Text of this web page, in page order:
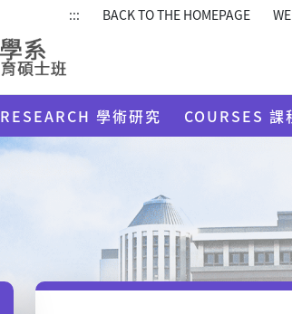
::: BACK TO THE HOMEPAGE
RESEARCH 學術研究 COURSES 課